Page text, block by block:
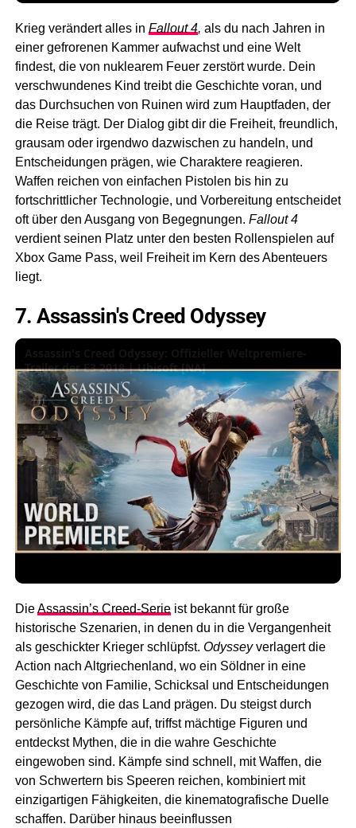
Krieg verändert alles in Fallout 4, als du nach Jahren in
einer gefrorenen Kammer aufwachst und eine Welt
findest, die von nuklearem Feuer zerstört wurde. Dein
verschwundenes Kind treibt die Geschichte voran, und
das Durchsuchen von Ruinen wird zum Hauptfaden, der
die Reise trägt. Der Dialog gibt dir die Freiheit, freundlich,
grausam oder irgendwo dazwischen zu handeln, und
Entscheidungen prägen, wie Charaktere reagieren.
Waffen reichen von einfachen Pistolen bis hin zu
fortschrittlicher Technologie, und Vorbereitung entscheidet
oft über den Ausgang von Begegnungen. Fallout 4
verdient seinen Platz unter den besten Rollenspielen auf
Xbox Game Pass, weil Freiheit im Kern des Abenteuers
liegt.
7. Assassin's Creed Odyssey
Trailer der E3 2018 | Ubisoft [NA]
DieAssassin’s Creed-Serieist bekannt für große
historische Szenarien, in denen du in die Vergangenheit
als geschickter Krieger schlüpfst. Odysseyverlagert die
Action nach Altgriechenland, wo ein Söldner in eine
Geschichte von Familie, Schicksal und Entscheidungen
gezogen wird, die das Land prägen. Du steigst durch
persönliche Kämpfe auf, triffst mächtige Figuren und
entdeckst Mythen, die in die wahre Geschichte
eingewoben sind. Kämpfe sind schnell, mit Waffen, die
von Schwertern bis Speeren reichen, kombiniert mit
einzigartigen Fähigkeiten, die kinematografische Duelle
schaffen. Darüber hinaus beeinflussen